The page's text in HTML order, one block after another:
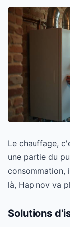
Le chauffage,
une partie du
consommation,
là, Hapinov va
Solutions